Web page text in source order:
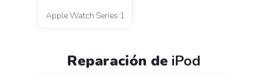
Apple Watch Series 1
Reparación de iPod